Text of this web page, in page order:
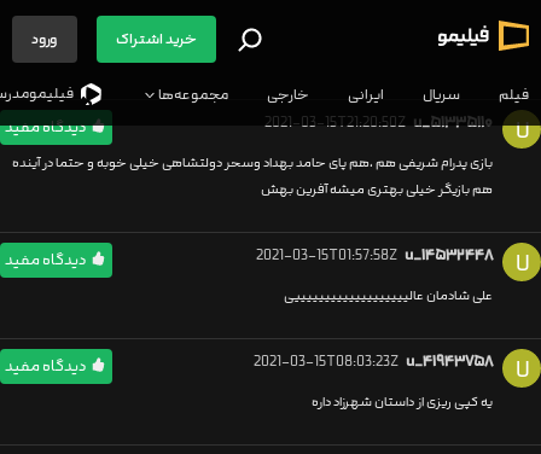
فیلم سریال ایرانی خارجی مجموعه‌ها
خرید اشتراک ورود
U u_۵۱۳۳۵۱۱۰ 2021-03-15T21:20:50Z دیدگاه مفید
بازی پدرام شریفی هم ،هم پای حامد بهداد وسحر دولتشاهی خیلی خوبه و حتما در آینده
هم بازیگر خیلی بهتری میشه آفرین بهش
U u_۱۴۵۳۲۴۴۸ 2021-03-15T01:57:58Z دیدگاه مفید
علی شادمان عالیییییییییییییییییییی
U u_۴۱۹۴۳۷۵۸ 2021-03-15T08:03:23Z دیدگاه مفید
یه کپی ریزی از داستان شهرزاد داره